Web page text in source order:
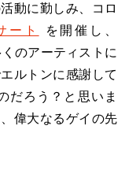
動に勤しみ、コロ
ート
を開催し、
のアーティストに
ルトンに感謝して
だろう？と思いま
偉大なるゲイの先